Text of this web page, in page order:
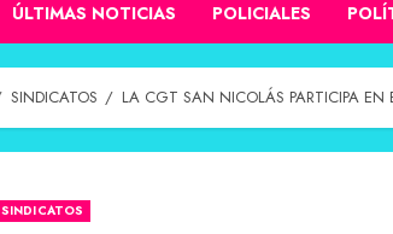
ÚLTIMAS NOTICIAS POLICIALES
SINDICATOS LA CGT SAN NICOLÁS PARTICIPA EN
SINDICATOS